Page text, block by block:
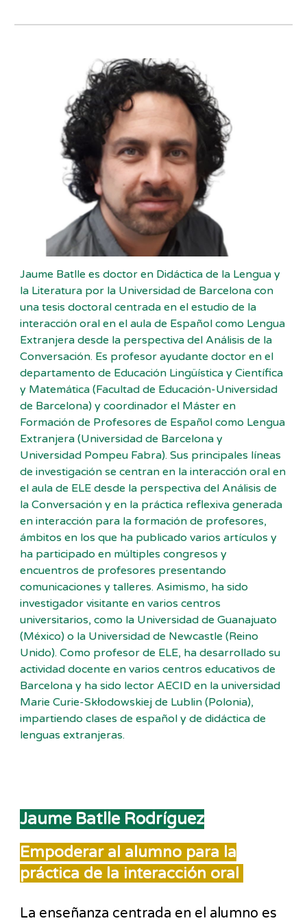
Jaume Batlle es doctor en Didáctica de la Lengua y
la Literatura por la Universidad de Barcelona con
una tesis doctoral centrada en el estudio de la
interacción oral en el aula de Español como Lengua
Extranjera desde la perspectiva del Análisis de la
Conversación. Es profesor ayudante doctor en el
departamento de Educación Lingüística y Científica
y Matemática (Facultad de Educación-Universidad
de Barcelona) y coordinador el Máster en
Formación de Profesores de Español como Lengua
Extranjera (Universidad de Barcelona y
Universidad Pompeu Fabra). Sus principales líneas
de investigación se centran en la interacción oral en
el aula de ELE desde la perspectiva del Análisis de
la Conversación y en la práctica reflexiva generada
en interacción para la formación de profesores,
ámbitos en los que ha publicado varios artículos y
ha participado en múltiples congresos y
encuentros de profesores presentando
comunicaciones y talleres. Asimismo, ha sido
investigador visitante en varios centros
universitarios, como la Universidad de Guanajuato
(México) o la Universidad de Newcastle (Reino
Unido). Como profesor de ELE, ha desarrollado su
actividad docente en varios centros educativos de
Barcelona y ha sido lector AECID en la universidad
Marie Curie-Skłodowskiej de Lublin (Polonia),
impartiendo clases de español y de didáctica de
lenguas extranjeras.
Jaume Batlle Rodríguez
Empoderar al alumno para la
práctica de la interacción oral
La enseñanza centrada en el alumno es